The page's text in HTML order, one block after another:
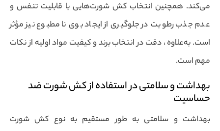
می‌کند. همچنین انتخاب کش شورت‌هایی با قابلیت تنفس و
عدم جذب رطوبت در جلوگیری از ایجاد بوی نا مطبوع نیز مؤثر
است. به‌علاوه ، دقت در انتخاب برند و کیفیت مواد اولیه از نکات
مهم است.
بهداشت و سلامتی در استفاده از کش شورت ضد
حساسیت
بهداشت و سلامتی به طور مستقیم به نوع کش شورت